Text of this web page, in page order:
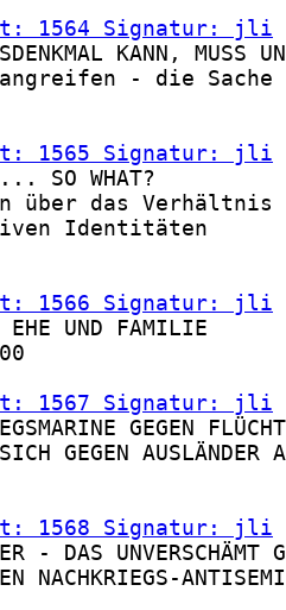
1564 Signatur: jli
KANN, MUSS
- die Sache
1565 Signatur: jli
SO WHAT?
über das Verhältnis
Identitäten
1566 Signatur: jli
EHE UND FAMILIE
1567 Signatur: jli
GEGEN
GEGEN AUSLÄNDER
1568 Signatur: jli
- DAS UNVERSCHÄMT
NACHKRIEGS-